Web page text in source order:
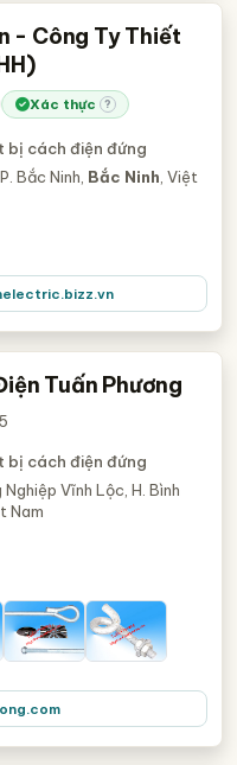
- Công Ty Thiết
Xác thực ?
bị cách điện đứng
Bắc Ninh, Bắc Ninh , Việt
Tuấn Phương
bị cách điện đứng
Vĩnh Lộc, H. Bình
Nam